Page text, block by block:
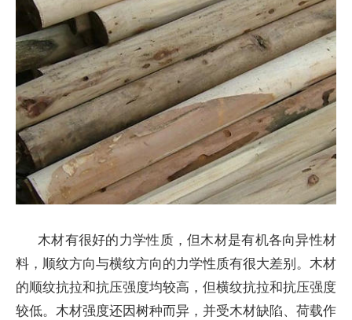
木材有很好的力学性质，但木材是有机各向异性材
料，顺纹方向与横纹方向的力学性质有很大差别。木材
的顺纹抗拉和抗压强度均较高，但横纹抗拉和抗压强度
较低。木材强度还因树种而异，并受木材缺陷、荷载作